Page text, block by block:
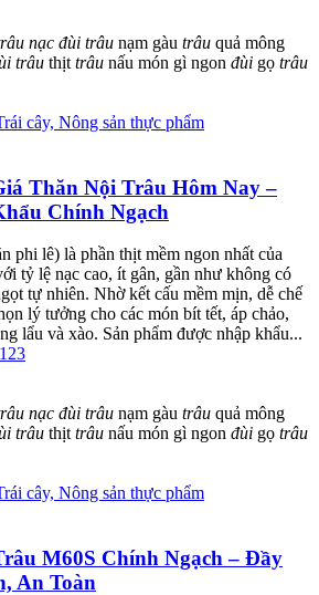
nạc đùi trâu nạm gàu trâu quả mông
trâu thịt trâu nấu món gì ngon đùi gọ trâu
cây, Nông sản thực phẩm
Thăn Nội Trâu Hôm Nay –
Chính Ngạch
phi lê) là phần thịt mềm ngon nhất của
tỷ lệ nạc cao, ít gân, gần như không có
tự nhiên. Nhờ kết cấu mềm mịn, dễ chế
lý tưởng cho các món bít tết, áp chảo,
lẩu và xào. Sản phẩm được nhập khẩu...
nạc đùi trâu nạm gàu trâu quả mông
trâu thịt trâu nấu món gì ngon đùi gọ trâu
cây, Nông sản thực phẩm
M60S Chính Ngạch – Đầy
An Toàn